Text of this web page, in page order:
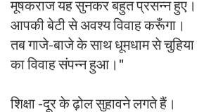
मूषकराज यह सुनकर बहुत प्रसन्न हुए।
आपकी बेटी से अवश्य विवाह करूँगा।
तब गाजे-बाजे के साथ धूमधाम से
का विवाह संपन्न हुआ।"
शिक्षा -दूर के ढ़ोल सुहावने लगते हैं।